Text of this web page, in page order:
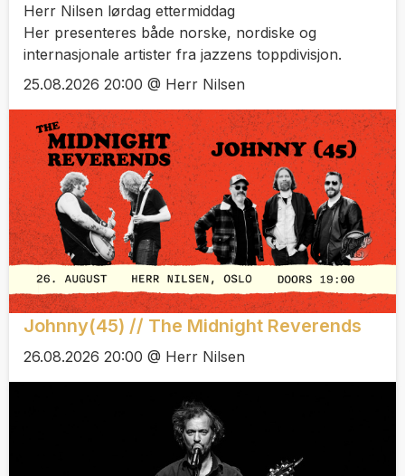
Herr Nilsen lørdag ettermiddag
Her presenteres både norske, nordiske og
internasjonale artister fra jazzens toppdivisjon.
25.08.2026 20:00 @ Herr Nilsen
Johnny(45) // The Midnight Reverends
26.08.2026 20:00 @ Herr Nilsen